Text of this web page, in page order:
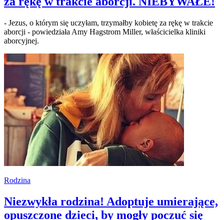
- Jezus, o którym się uczyłam, trzymałby kobietę za rękę w trakcie
aborcji - powiedziała Amy Hagstrom Miller, właścicielka kliniki
aborcyjnej.
Rodzina
Niezwykła rodzina! Adoptuje umierające,
opuszczone dzieci, by mogły poczuć się